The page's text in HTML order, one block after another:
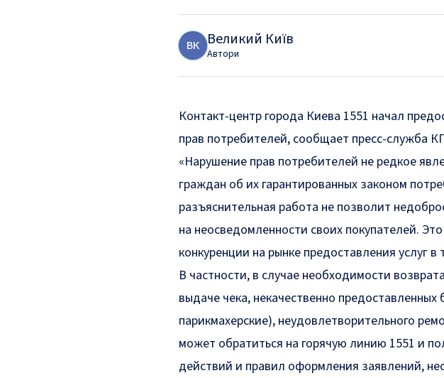
ВК Великий Київ
Автори
Контакт-центр города Киева 1551 начал
прав потребителей, сообщает пресс-служба
«Нарушение прав потребителей не редкое
граждан об их гарантированных законом
разъяснительная работа не позволит
на неосведомленности своих покупателей.
конкуренции на рынке предоставления услуг
В частности, в случае необходимости
выдаче чека, некачественно предоставленных
парикмахерские), неудовлетворительного
может обратиться на горячую линию 1551 и
действий и правил оформления заявлений,